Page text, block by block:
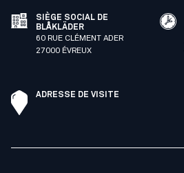
SIÈGE SOCIAL DE
BLÅKLÄDER
60 RUE CLÉMENT ADER
27000 ÉVREUX
ADRESSE DE VISITE